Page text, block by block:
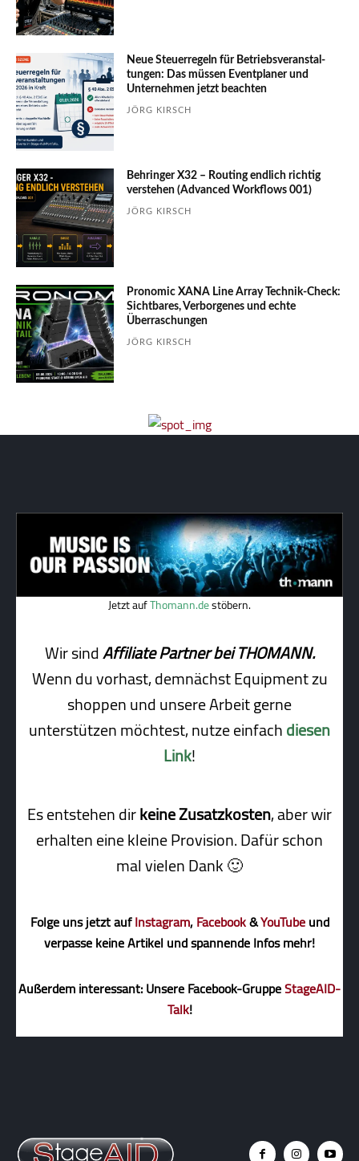
Neue Steuerregeln für Betriebs­ver­an­stal­
tungen: Das müssen Event­planer und
Unter­nehmen jetzt beachten
JÖRG KIRSCH
Behringer X32 – Routing endlich richtig
verstehen (Advanced Workflows 001)
JÖRG KIRSCH
Pronomic XANA Line Array Technik-Check:
Sichtbares, Verborgenes und echte
Überraschungen
JÖRG KIRSCH
Jetzt aufThomann.destöbern.
Wir sindAffiliate Partner bei THOMANN.
Wenn du vorhast, demnächst Equipment zu
shoppen und unsere Arbeit gerne
unterstützen möchtest, nutze einfachdiesen
Link!
Es entstehen dirkeine Zusatzkosten, aber wir
erhalten eine kleine Pro­vi­sion. Dafür schon
mal vielen Dank 🙂
Folge uns jetzt aufInstagram,Facebook&YouTubeund
verpasse keine Artikel und spannende Infos mehr!
Außerdem interessant: Unsere Facebook-GruppeStageAID-
Talk!